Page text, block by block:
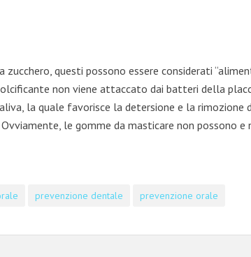
zucchero, questi possono essere considerati
non viene attaccato dai batteri della
la quale favorisce la detersione e la
le gomme da masticare non possono
prevenzione dentale prevenzione orale